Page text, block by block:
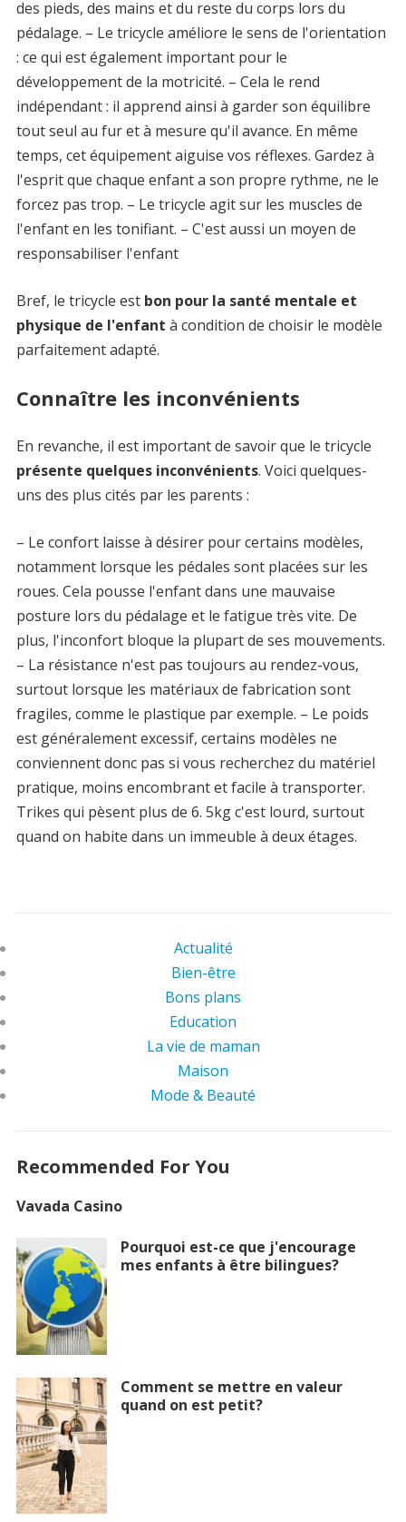
des pieds, des mains et du reste du corps lors du
pédalage. – Le tricycle améliore le sens de l'orientation
: ce qui est également important pour le
développement de la motricité. – Cela le rend
indépendant : il apprend ainsi à garder son équilibre
tout seul au fur et à mesure qu'il avance. En même
temps, cet équipement aiguise vos réflexes. Gardez à
l'esprit que chaque enfant a son propre rythme, ne le
forcez pas trop. – Le tricycle agit sur les muscles de
l'enfant en les tonifiant. – C'est aussi un moyen de
responsabiliser l'enfant
Bref, le tricycle est bon pour la santé mentale et
physique de l'enfant à condition de choisir le modèle
parfaitement adapté.
Connaître les inconvénients
En revanche, il est important de savoir que le tricycle
présente quelques inconvénients. Voici quelques-
uns des plus cités par les parents :
– Le confort laisse à désirer pour certains modèles,
notamment lorsque les pédales sont placées sur les
roues. Cela pousse l'enfant dans une mauvaise
posture lors du pédalage et le fatigue très vite. De
plus, l'inconfort bloque la plupart de ses mouvements.
– La résistance n'est pas toujours au rendez-vous,
surtout lorsque les matériaux de fabrication sont
fragiles, comme le plastique par exemple. – Le poids
est généralement excessif, certains modèles ne
conviennent donc pas si vous recherchez du matériel
pratique, moins encombrant et facile à transporter.
Trikes qui pèsent plus de 6. 5kg c'est lourd, surtout
quand on habite dans un immeuble à deux étages.
Actualité
Bien-être
Bons plans
Education
La vie de maman
Maison
Mode & Beauté
Recommended For You
Vavada Casino
Pourquoi est-ce que j'encourage
mes enfants à être bilingues?
Comment se mettre en valeur
quand on est petit?